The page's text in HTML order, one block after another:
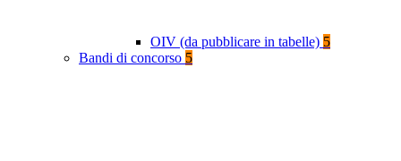
OIV (da pubblicare in tabelle) 5
Bandi di concorso 5